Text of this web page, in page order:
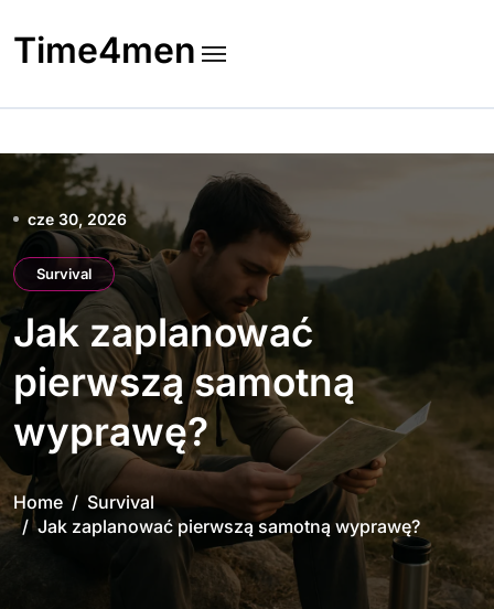
to
content
Time4men
cze 30, 2026
Survival
Jak zaplanować
pierwszą samotną
wyprawę?
Home
Survival
Jak zaplanować pierwszą samotną wyprawę?